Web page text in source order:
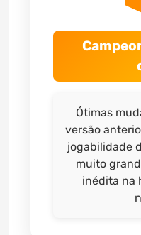
Ótimas
versão
jogabilidade
muito
inédita na